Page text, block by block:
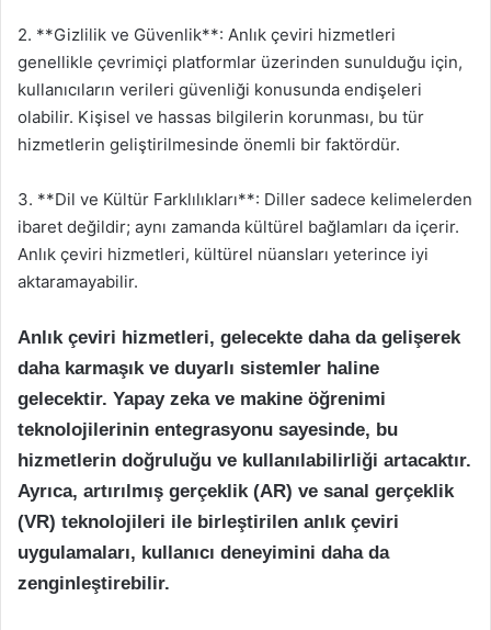
2. **Gizlilik ve Güvenlik**: Anlık çeviri hizmetleri
genellikle çevrimiçi platformlar üzerinden sunulduğu için,
kullanıcıların verileri güvenliği konusunda endişeleri
olabilir. Kişisel ve hassas bilgilerin korunması, bu tür
hizmetlerin geliştirilmesinde önemli bir faktördür.
3. **Dil ve Kültür Farklılıkları**: Diller sadece kelimelerden
ibaret değildir; aynı zamanda kültürel bağlamları da içerir.
Anlık çeviri hizmetleri, kültürel nüansları yeterince iyi
aktaramayabilir.
Anlık çeviri hizmetleri, gelecekte daha da gelişerek
daha karmaşık ve duyarlı sistemler haline
gelecektir. Yapay zeka ve makine öğrenimi
teknolojilerinin entegrasyonu sayesinde, bu
hizmetlerin doğruluğu ve kullanılabilirliği artacaktır.
Ayrıca, artırılmış gerçeklik (AR) ve sanal gerçeklik
(VR) teknolojileri ile birleştirilen anlık çeviri
uygulamaları, kullanıcı deneyimini daha da
zenginleştirebilir.